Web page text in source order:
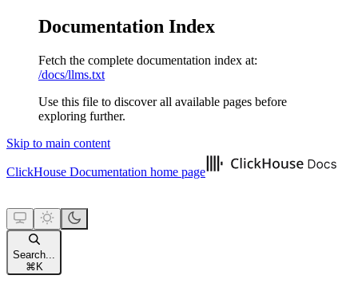
Documentation Index
Fetch the complete documentation index at:
/docs/llms.txt
Use this file to discover all available pages before
exploring further.
Skip to main content
ClickHouse Documentation home page
Search...
⌘ K